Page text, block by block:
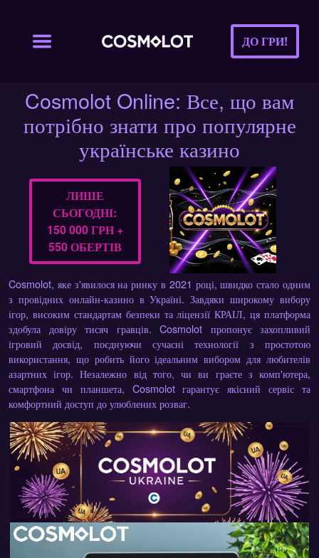
ДО ГРИ!
Cosmolot Online: Все, що вам
потрібно знати про популярне
українське казино
ЛИШЕ
СЬОГОДНІ:
150 000 ГРН +
550 ОБЕРТІВ
Cosmolot, яке з'явилося на ринку в 2021 році, швидко стало одним
з провідних онлайн-казино в Україні. Завдяки широкому вибору
ігор, високим стандартам безпеки та ліцензії КРАІЛ, ця платформа
здобула довіру тисяч гравців. Cosmolot пропонує захопливий
ігровий досвід, поєднуючи сучасні технології з простотою
використання, що робить його ідеальним вибором для любителів
азартних ігор. Незалежно від того, чи ви граєте з комп'ютера,
смартфона чи планшета, Cosmolot гарантує якісний сервіс та
комфортний доступ до улюблених розваг.